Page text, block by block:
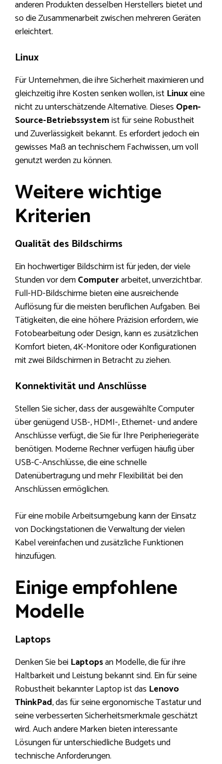
anderen Produkten desselben Herstellers bietet und
so die Zusammenarbeit zwischen mehreren Geräten
erleichtert.
Linux
Für Unternehmen, die ihre Sicherheit maximieren und
gleichzeitig ihre Kosten senken wollen, ist Linuxeine
nicht zu unterschätzende Alternative. Dieses Open-
Source-Betriebssystemist für seine Robustheit
und Zuverlässigkeit bekannt. Es erfordert jedoch ein
gewisses Maß an technischem Fachwissen, um voll
genutzt werden zu können.
Weitere wichtige
Kriterien
Qualität des Bildschirms
Ein hochwertiger Bildschirm ist für jeden, der viele
Stunden vor demComputerarbeitet, unverzichtbar.
Full-HD-Bildschirme bieten eine ausreichende
Auflösung für die meisten beruflichen Aufgaben. Bei
Tätigkeiten, die eine höhere Präzision erfordern, wie
Fotobearbeitung oder Design, kann es zusätzlichen
Komfort bieten, 4K-Monitore oder Konfigurationen
mit zwei Bildschirmen in Betracht zu ziehen.
Konnektivität und Anschlüsse
Stellen Sie sicher, dass der ausgewählte Computer
über genügend USB-, HDMI-, Ethernet- und andere
Anschlüsse verfügt, die Sie für Ihre Peripheriegeräte
benötigen. Moderne Rechner verfügen häufig über
USB-C-Anschlüsse, die eine schnelle
Datenübertragung und mehr Flexibilität bei den
Anschlüssen ermöglichen.
Für eine mobile Arbeitsumgebung kann der Einsatz
von Dockingstationen die Verwaltung der vielen
Kabel vereinfachen und zusätzliche Funktionen
hinzufügen.
Einige empfohlene
Modelle
Laptops
Denken Sie bei Laptopsan Modelle, die für ihre
Haltbarkeit und Leistung bekannt sind. Ein für seine
Robustheit bekannter Laptop ist das Lenovo
ThinkPad, das für seine ergonomische Tastatur und
seine verbesserten Sicherheitsmerkmale geschätzt
wird. Auch andere Marken bieten interessante
Lösungen für unterschiedliche Budgets und
technische Anforderungen.